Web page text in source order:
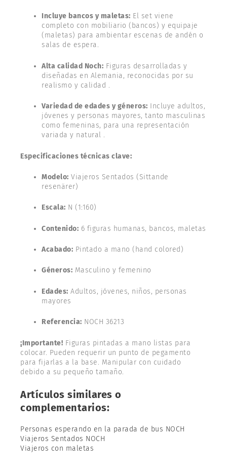
Incluye bancos y maletas: El set viene
completo con mobiliario (bancos) y equipaje
(maletas) para ambientar escenas de andén o
salas de espera.
Alta calidad Noch: Figuras desarrolladas y
diseñadas en Alemania, reconocidas por su
realismo y calidad .
Variedad de edades y géneros: Incluye adultos,
jóvenes y personas mayores, tanto masculinas
como femeninas, para una representación
variada y natural .
Especificaciones técnicas clave:
Modelo: Viajeros Sentados (Sittande
resenärer)
Escala: N (1:160)
Contenido: 6 figuras humanas, bancos, maletas
Acabado: Pintado a mano (hand colored)
Géneros: Masculino y femenino
Edades: Adultos, jóvenes, niños, personas
mayores
Referencia: NOCH 36213
¡Importante! Figuras pintadas a mano listas para
colocar. Pueden requerir un punto de pegamento
para fijarlas a la base. Manipular con cuidado
debido a su pequeño tamaño.
Artículos similares o
complementarios:
Personas esperando en la parada de bus NOCH
Viajeros Sentados NOCH
Viajeros con maletas